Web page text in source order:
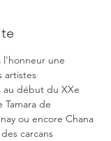
une
artistes
au début du XXe
de
ou encore Chana
carcans